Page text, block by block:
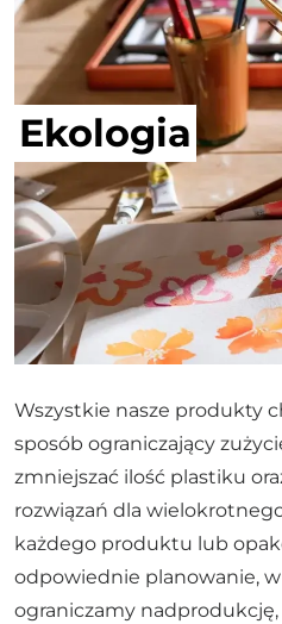
Ekologia
Wszystkie nasze produkty
sposób ograniczający
zmniejszać ilość plastiku
rozwiązań dla
każdego produktu lub
odpowiednie planowanie,
ograniczamy